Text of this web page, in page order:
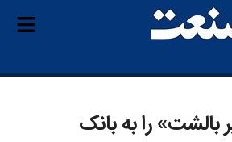
بالشت» را به بانک